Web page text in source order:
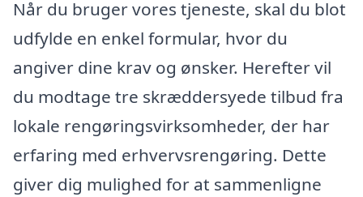
Når du bruger vores tjeneste, skal du blot
udfylde en enkel formular, hvor du
angiver dine krav og ønsker. Herefter vil
du modtage tre skræddersyede tilbud fra
lokale rengøringsvirksomheder, der har
erfaring med erhvervsrengøring. Dette
giver dig mulighed for at sammenligne